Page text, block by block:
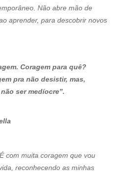
Não abre mão de
aprender, para descobrir novos
Coragem para quê?
pra não desistir, mas,
ser medíocre”.
muita coragem que vou
reconhecendo as minhas